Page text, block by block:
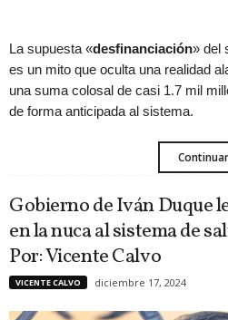
La supuesta «desfinanciación» del
es un mito que oculta una realidad
una suma colosal de casi 1.7 mil
de forma anticipada al sistema.
Continuar
Gobierno de Iván Duque
en la nuca al sistema de
Por: Vicente Calvo
VICENTE CALVO diciembre 17, 2024